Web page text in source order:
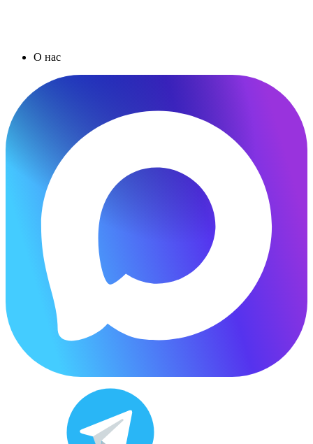
О нас